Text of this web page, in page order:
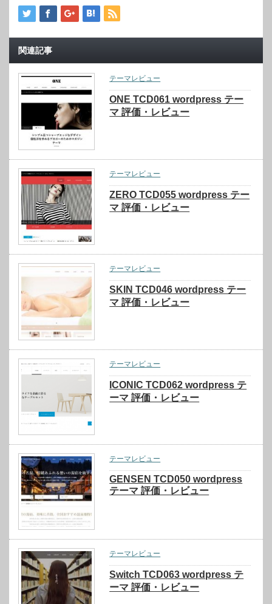
関連記事
テーマレビュー
ONE TCD061 wordpress テー
マ 評価・レビュー
テーマレビュー
ZERO TCD055 wordpress テー
マ 評価・レビュー
テーマレビュー
SKIN TCD046 wordpress テー
マ 評価・レビュー
テーマレビュー
ICONIC TCD062 wordpress テ
ーマ 評価・レビュー
テーマレビュー
GENSEN TCD050 wordpress
テーマ 評価・レビュー
テーマレビュー
Switch TCD063 wordpress テ
ーマ 評価・レビュー